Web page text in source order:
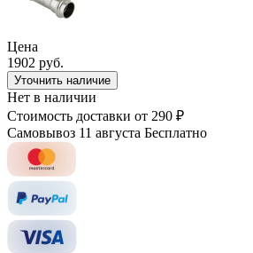
Цена
1902 руб.
Уточнить наличие
Нет в наличии
Стоимость доставки от 290 ₽
Самовывоз 11 августа Бесплатно